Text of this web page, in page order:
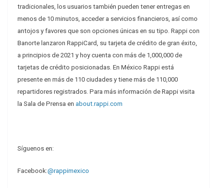
tradicionales, los usuarios también pueden tener entregas en
menos de 10 minutos, acceder a servicios financieros, así como
antojos y favores que son opciones únicas en su tipo. Rappi con
Banorte lanzaron RappiCard, su tarjeta de crédito de gran éxito,
a principios de 2021 y hoy cuenta con más de 1,000,000 de
tarjetas de crédito posicionadas. En México Rappi está
presente en más de 110 ciudades y tiene más de 110,000
repartidores registrados. Para más información de Rappi visita
la Sala de Prensa en about.rappi.com
Síguenos en:
Facebook:@rappimexico